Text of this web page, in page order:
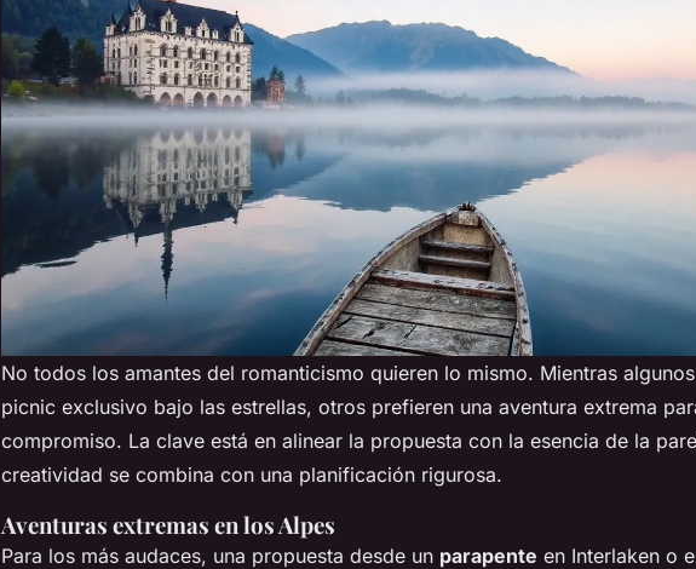
No todos los amantes del romanticismo quieren lo mismo. Mientras
picnic exclusivo bajo las estrellas, otros prefieren una aventura extrema
compromiso. La clave está en alinear la propuesta con la esencia de la
creatividad se combina con una planificación rigurosa.
Aventuras extremas en los Alpes
Para los más audaces, una propuesta desde un parapente en Interlaken o